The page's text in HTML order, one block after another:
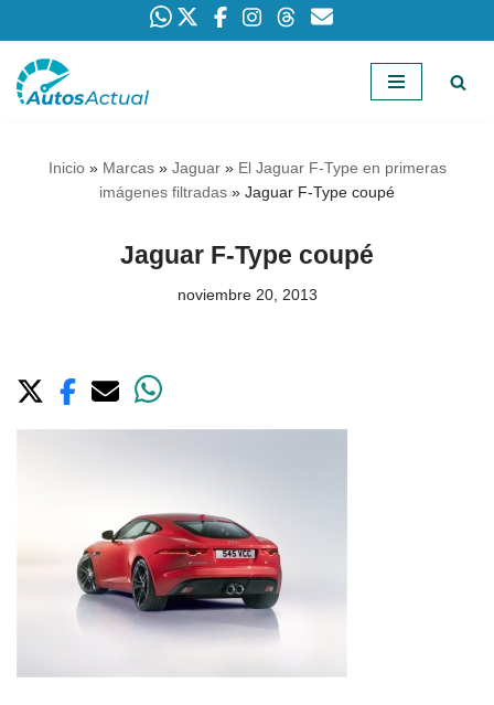
Saltar
Inicio» Marcas» Jaguar» El Jaguar F-Type en primeras
imágenes filtradas » Jaguar F-Type coupé
Jaguar F-Type coupé
noviembre 20, 2013